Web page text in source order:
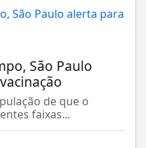
São Paulo
de que o
faixas...